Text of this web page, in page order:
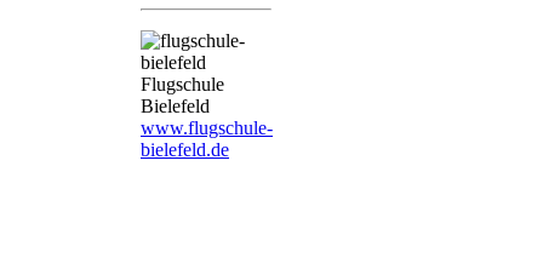
Flugschule
Bielefeld
www.flugschule-
bielefeld.de